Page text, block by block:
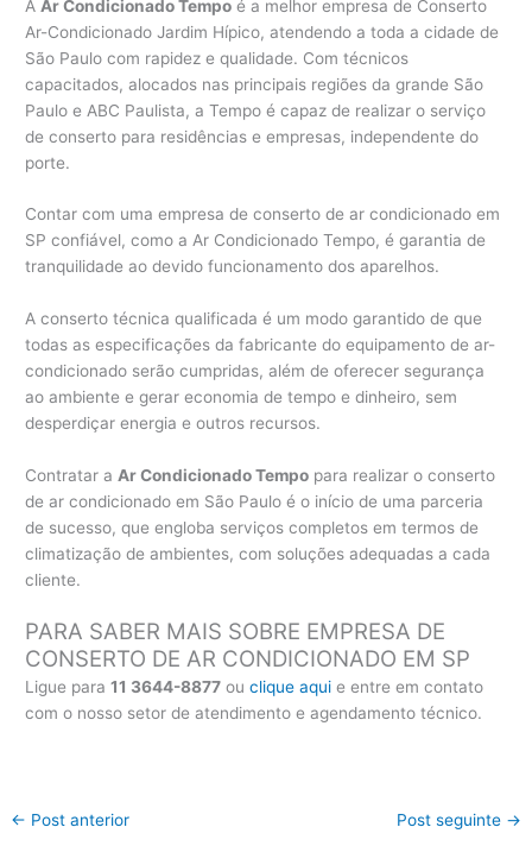
A Ar Condicionado Tempo é a melhor empresa de Conserto
Ar-Condicionado Jardim Hípico, atendendo a toda a cidade de
São Paulo com rapidez e qualidade. Com técnicos
capacitados, alocados nas principais regiões da grande São
Paulo e ABC Paulista, a Tempo é capaz de realizar o serviço
de conserto para residências e empresas, independente do
porte.
Contar com uma empresa de conserto de ar condicionado em
SP confiável, como a Ar Condicionado Tempo, é garantia de
tranquilidade ao devido funcionamento dos aparelhos.
A conserto técnica qualificada é um modo garantido de que
todas as especificações da fabricante do equipamento de ar-
condicionado serão cumpridas, além de oferecer segurança
ao ambiente e gerar economia de tempo e dinheiro, sem
desperdiçar energia e outros recursos.
Contratar a Ar Condicionado Tempo para realizar o conserto
de ar condicionado em São Paulo é o início de uma parceria
de sucesso, que engloba serviços completos em termos de
climatização de ambientes, com soluções adequadas a cada
cliente.
PARA SABER MAIS SOBRE EMPRESA DE
CONSERTO DE AR CONDICIONADO EM SP
Ligue para11 3644-8877 ouclique aqui e entre em contato
com o nosso setor de atendimento e agendamento técnico.
← Post anterior Post seguinte →